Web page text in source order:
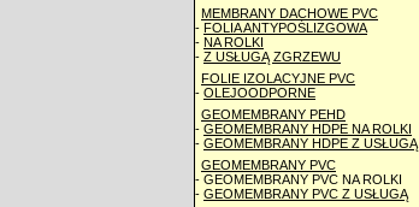
MEMBRANY DACHOWE PVC
- FOLIA ANTYPOŚLIZGOWA
- NA ROLKI
- Z USŁUGĄ ZGRZEWU
FOLIE IZOLACYJNE PVC
- OLEJOODPORNE
GEOMEMBRANY PEHD
- GEOMEMBRANY HDPE NA ROLKI
- GEOMEMBRANY HDPE Z USŁUGĄ
GEOMEMBRANY PVC
- GEOMEMBRANY PVC NA ROLKI
- GEOMEMBRANY PVC Z USŁUGĄ